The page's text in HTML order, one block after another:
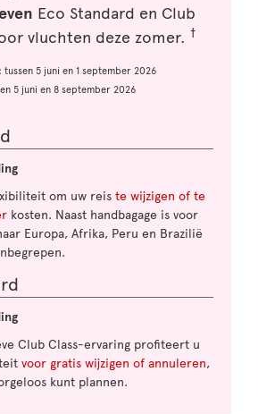
Eco Standard en Club
vluchten deze zomer. †
tussen 5 juni en 1 september 2026
5 juni en 8 september 2026
om uw reis te wijzigen of te
kosten. Naast handbagage is voor
Europa, Afrika, Peru en Brazilië
Club Class-ervaring profiteert u
voor gratis wijzigen of annuleren,
kunt plannen.